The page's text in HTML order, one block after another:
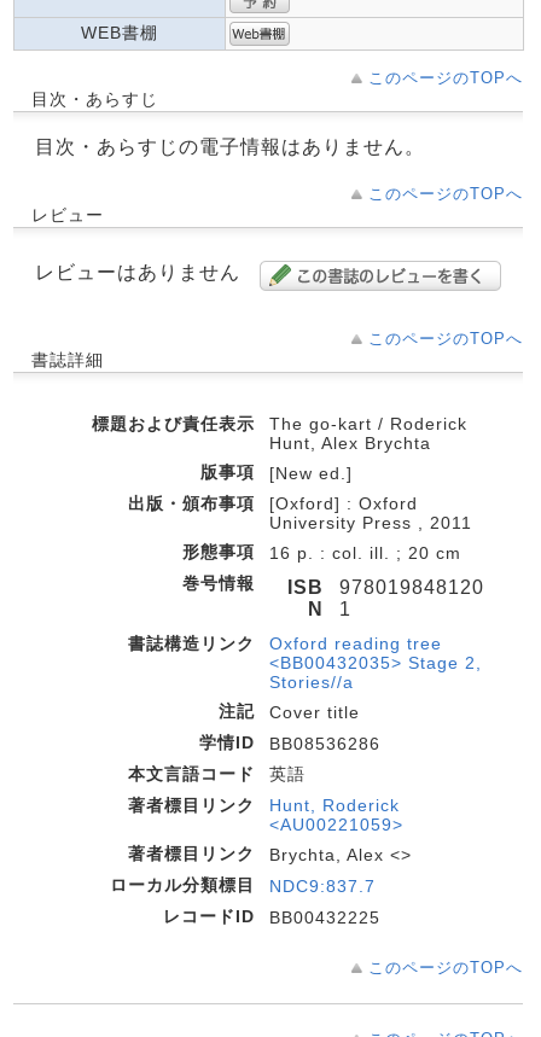
WEB書棚
このページのTOPへ
目次・あらすじ
目次・あらすじの電子情報はありません。
このページのTOPへ
レビュー
レビューはありません
このページのTOPへ
書誌詳細
標題および責任表示
The go-kart / Roderick
Hunt, Alex Brychta
版事項
[New ed.]
出版・頒布事項
[Oxford] : Oxford
University Press , 2011
形態事項
16 p. : col. ill. ; 20 cm
巻号情報
ISB
N
978019848120
1
書誌構造リンク
Oxford reading tree
<BB00432035> Stage 2,
Stories//a
注記
Cover title
学情ID
BB08536286
本文言語コード
英語
著者標目リンク
Hunt, Roderick
<AU00221059>
著者標目リンク
Brychta, Alex <>
ローカル分類標目
NDC9:837.7
レコードID
BB00432225
このページのTOPへ